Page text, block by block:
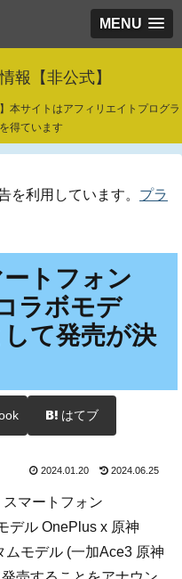
MENU
報【非公式】
本サイトはアフィリエイトプログラ
得ています
を利用しています。 プラ
ートフォン
ラボモデ
て発売が決
はてブ
2024.01.20 2024.06.25
マートフォン
デル OnePlus x 原神
ムモデル (一加Ace3 原神